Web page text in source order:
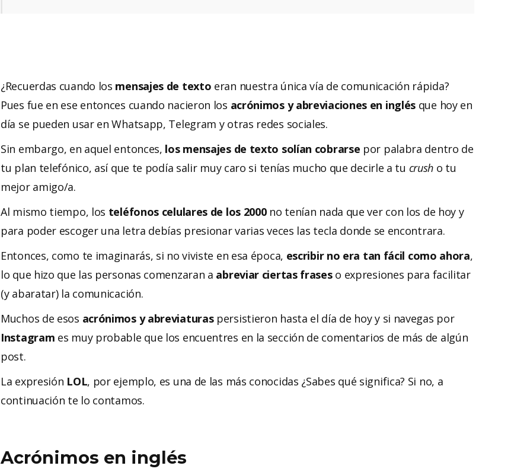
¿Recuerdas cuando los mensajes de texto eran nuestra única vía de comunicación rápida?
Pues fue en ese entonces cuando nacieron los acrónimos y abreviaciones en inglés que hoy en
día se pueden usar en Whatsapp, Telegram y otras redes sociales.
Sin embargo, en aquel entonces, los mensajes de texto solían cobrarse por palabra dentro de
tu plan telefónico, así que te podía salir muy caro si tenías mucho que decirle a tu crush o tu
mejor amigo/a.
Al mismo tiempo, los teléfonos celulares de los 2000no tenían nada que ver con los de hoy y
para poder escoger una letra debías presionar varias veces las tecla donde se encontrara.
Entonces, como te imaginarás, si no viviste en esa época, escribir no era tan fácil como ahora,
lo que hizo que las personas comenzaran a abreviar ciertas fraseso expresiones para facilitar
(y abaratar) la comunicación.
Muchos de esos acrónimos y abreviaturas persistieron hasta el día de hoy y si navegas por
Instagram es muy probable que los encuentres en la sección de comentarios de más de algún
post.
La expresión LOL, por ejemplo, es una de las más conocidas ¿Sabes qué significa? Si no, a
continuación te lo contamos.
Acrónimos en inglés